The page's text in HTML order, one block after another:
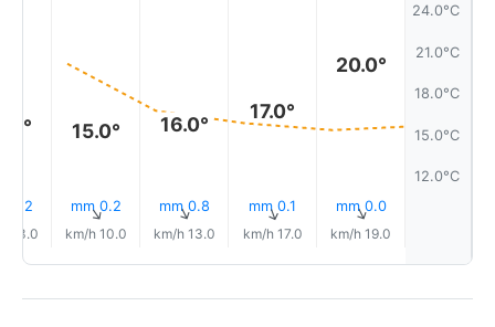
24.0°C
21.0°C
18.0°C
15.0°C
12.0°C
20.0°
0.0 mm
↑
19.0 km/h
17.0°
0.1 mm
↑
17.0 km/h
16.0°
0.8 mm
↑
13.0 km/h
15.0°
0.2 mm
↑
10.0 km/h
0.2 mm
13.0 km/h